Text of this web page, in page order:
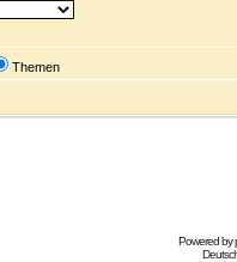
Themen
Powered by